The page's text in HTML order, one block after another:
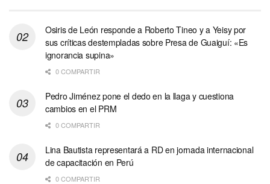
Osiris de León responde a Roberto Tineo y a Yeisy por
sus críticas destempladas sobre Presa de Guaiguí: «Es
ignorancia supina»
0 COMPARTIR
Pedro Jiménez pone el dedo en la llaga y cuestiona
cambios en el PRM
0 COMPARTIR
Lina Bautista representará a RD en jornada internacional
de capacitación en Perú
0 COMPARTIR